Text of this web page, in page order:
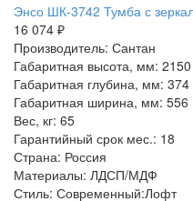
Энсо ШК-3742 Тумба с
16 074 ₽
Производитель: Сантан
Габаритная высота, мм: 2150
Габаритная глубина, мм: 374
Габаритная ширина, мм: 556
Вес, кг: 65
Гарантийный срок мес.: 18
Страна: Россия
Материалы: ЛДСП/МДФ
Стиль: Современный:Лофт